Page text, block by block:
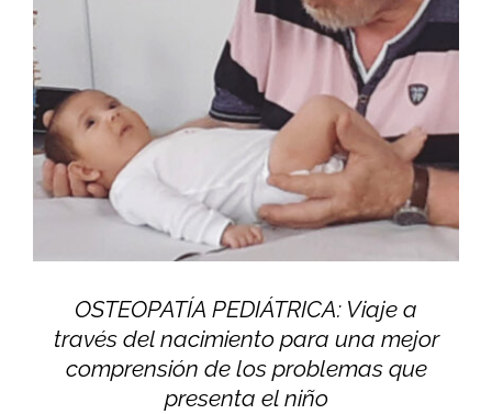
OSTEOPATÍA PEDIÁTRICA: Viaje a
través del nacimiento para una mejor
comprensión de los problemas que
presenta el niño